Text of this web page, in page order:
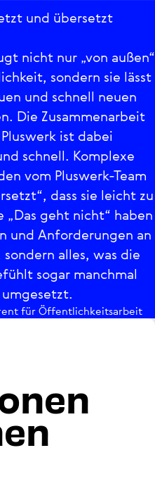
und übersetzt
nicht nur „von außen“
sondern sie lässt
und schnell neuen
Die Zusammenarbeit
ist dabei
schnell. Komplexe
vom Pluswerk-Team
dass sie leicht zu
geht nicht“ haben
und Anforderungen an
alles, was die
sogar manchmal
für Öffent­lich­keits­ar­beit